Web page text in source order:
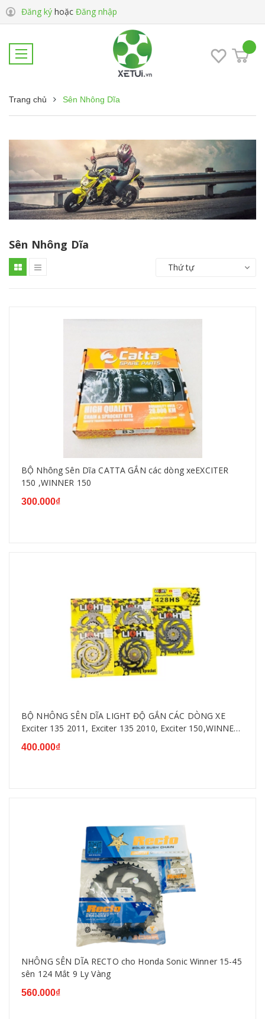
Đăng ký hoặc Đăng nhập
Trang chủ Sên Nhông Dĩa
Sên Nhông Dĩa
Thứ tự
BỘ Nhông Sên Dĩa CATTA GẮN các dòng xeEXCITER
150 ,WINNER 150
300.000₫
BỘ NHÔNG SÊN DĨA LIGHT ĐỘ GẮN CÁC DÒNG XE
Exciter 135 2011, Exciter 135 2010, Exciter 150,WINNER
400.000₫
NHÔNG SÊN DĨA RECTO cho Honda Sonic Winner 15-45
sên 124 Mắt 9 Ly Vàng
560.000₫